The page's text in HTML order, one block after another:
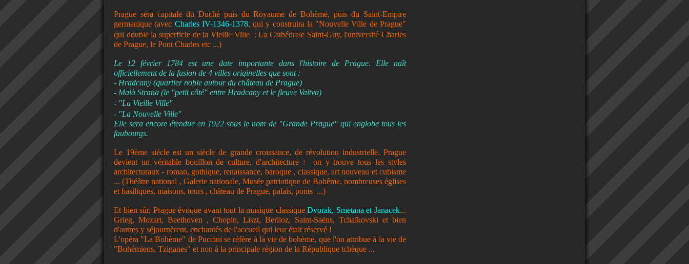
Prague sera capitale du Duché puis du Royaume de Bohême, puis du Saint-Empire
germanique (avec Charles IV-1346-1378, qui y construira la "Nouvelle Ville de Prague"
qui double la superficie dela VieilleVille:La Cathédrale Saint-Guy, l'université Charles
de Prague, le Pont Charles etc ...)
Le 12 février 1784 est une date importante dans l'histoire de Prague. Elle naît
officiellement de la fusion de 4 villes originelles que sont :
- Hradcany (quartier noble autour du château de Prague)
- Malà Strana (le "petit côté" entre Hradcany et le fleuve Valtva)
- "La Vieille Ville"
- "La Nouvelle Ville"
Elle sera encore étendue en 1922 sous le nom de "Grande Prague" qui englobe tous les
faubourgs.
Le 19ème siècle est un siècle de grande croissance, de révolution industrielle. Prague
devient un véritable bouillon de culture, d'architecture : on y trouve tous les styles
architecturaux - roman, gothique, renaissance, baroque , classique, art nouveau et cubisme
... (Théâtre national , Galerie nationale, Musée patriotique de Bohême, nombreuses églises
et basiliques, maisons, tours , château de Prague, palais, ponts ...)
Et bien sûr, Prague évoque avant tout la musique classiqueDvorak, Smetana et Janacek...
Grieg, Mozart, Beethoven , Chopin, Liszt, Berlioz, Saint-Saëns, Tchaïkovski et bien
d'autres y séjournèrent, enchantés de l'accueil qui leur était réservé !
L'opéra "La Bohème" de Puccini se réfère à la vie de bohème, que l'on attribue à la vie de
"Bohémiens, Tziganes" et non à la principale région de la République tchèque ...